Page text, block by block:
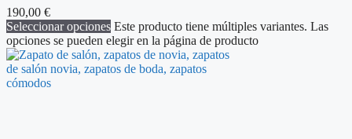
190,00 €
Seleccionar opciones Este producto tiene múltiples variantes. Las
opciones se pueden elegir en la página de producto